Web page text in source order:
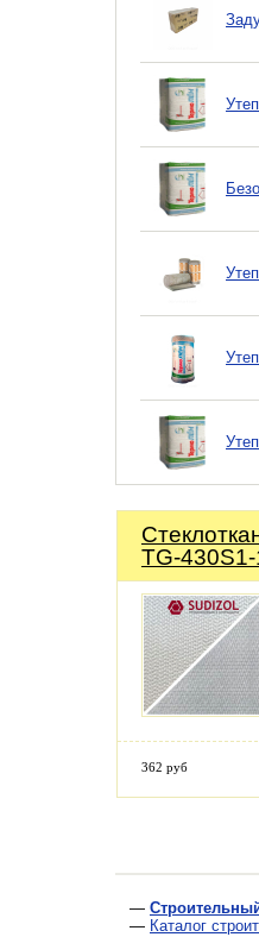
TG-
362 руб
—
— Каталог